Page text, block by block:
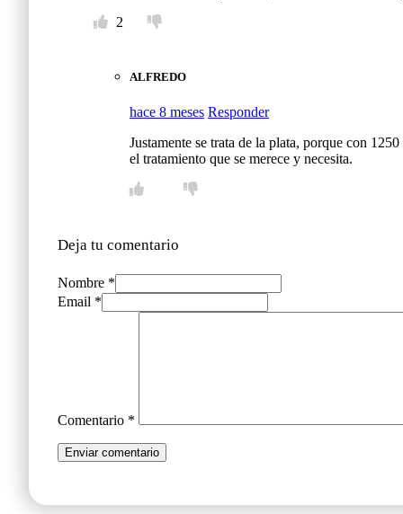
2
ALFREDO
hace 8 meses Responder
Justamente se trata de la plata, porque con
el tratamiento que se merece y necesita.
Deja tu comentario
Nombre *
Email *
Comentario *